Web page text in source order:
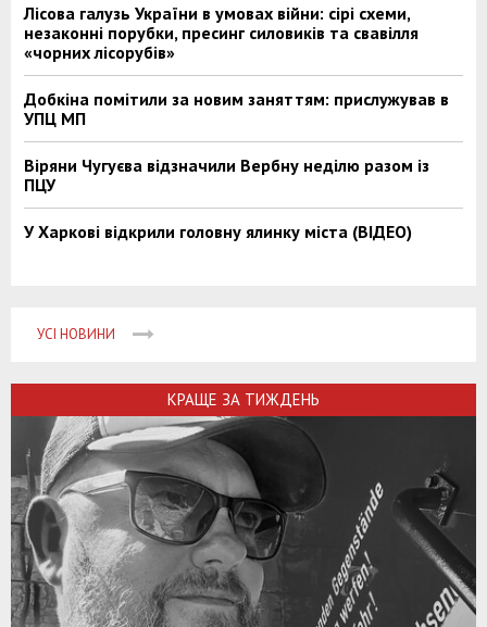
Лісова галузь України в умовах війни: сірі схеми,
незаконні порубки, пресинг силовиків та свавілля
«чорних лісорубів»
Добкіна помітили за новим заняттям: прислужував в
УПЦ МП
Віряни Чугуєва відзначили Вербну неділю разом із
ПЦУ
У Харкові відкрили головну ялинку міста (ВІДЕО)
УСІ НОВИНИ
КРАЩЕ ЗА ТИЖДЕНЬ